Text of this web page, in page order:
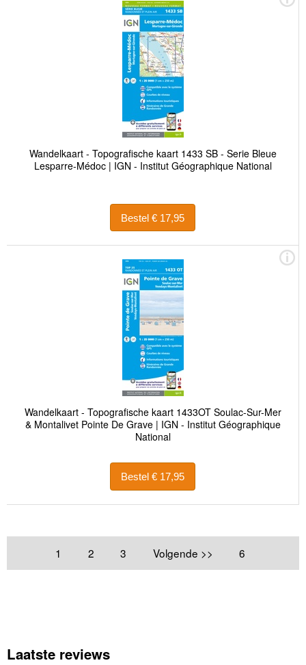
Wandelkaart - Topografische kaart 1433 SB - Serie Bleue
Lesparre-Médoc | IGN - Institut Géographique National
Bestel € 17,95
Wandelkaart - Topografische kaart 1433OT Soulac-Sur-Mer
& Montalivet Pointe De Grave | IGN - Institut Géographique
National
Bestel € 17,95
1 2 3 Volgende >> 6
Laatste reviews